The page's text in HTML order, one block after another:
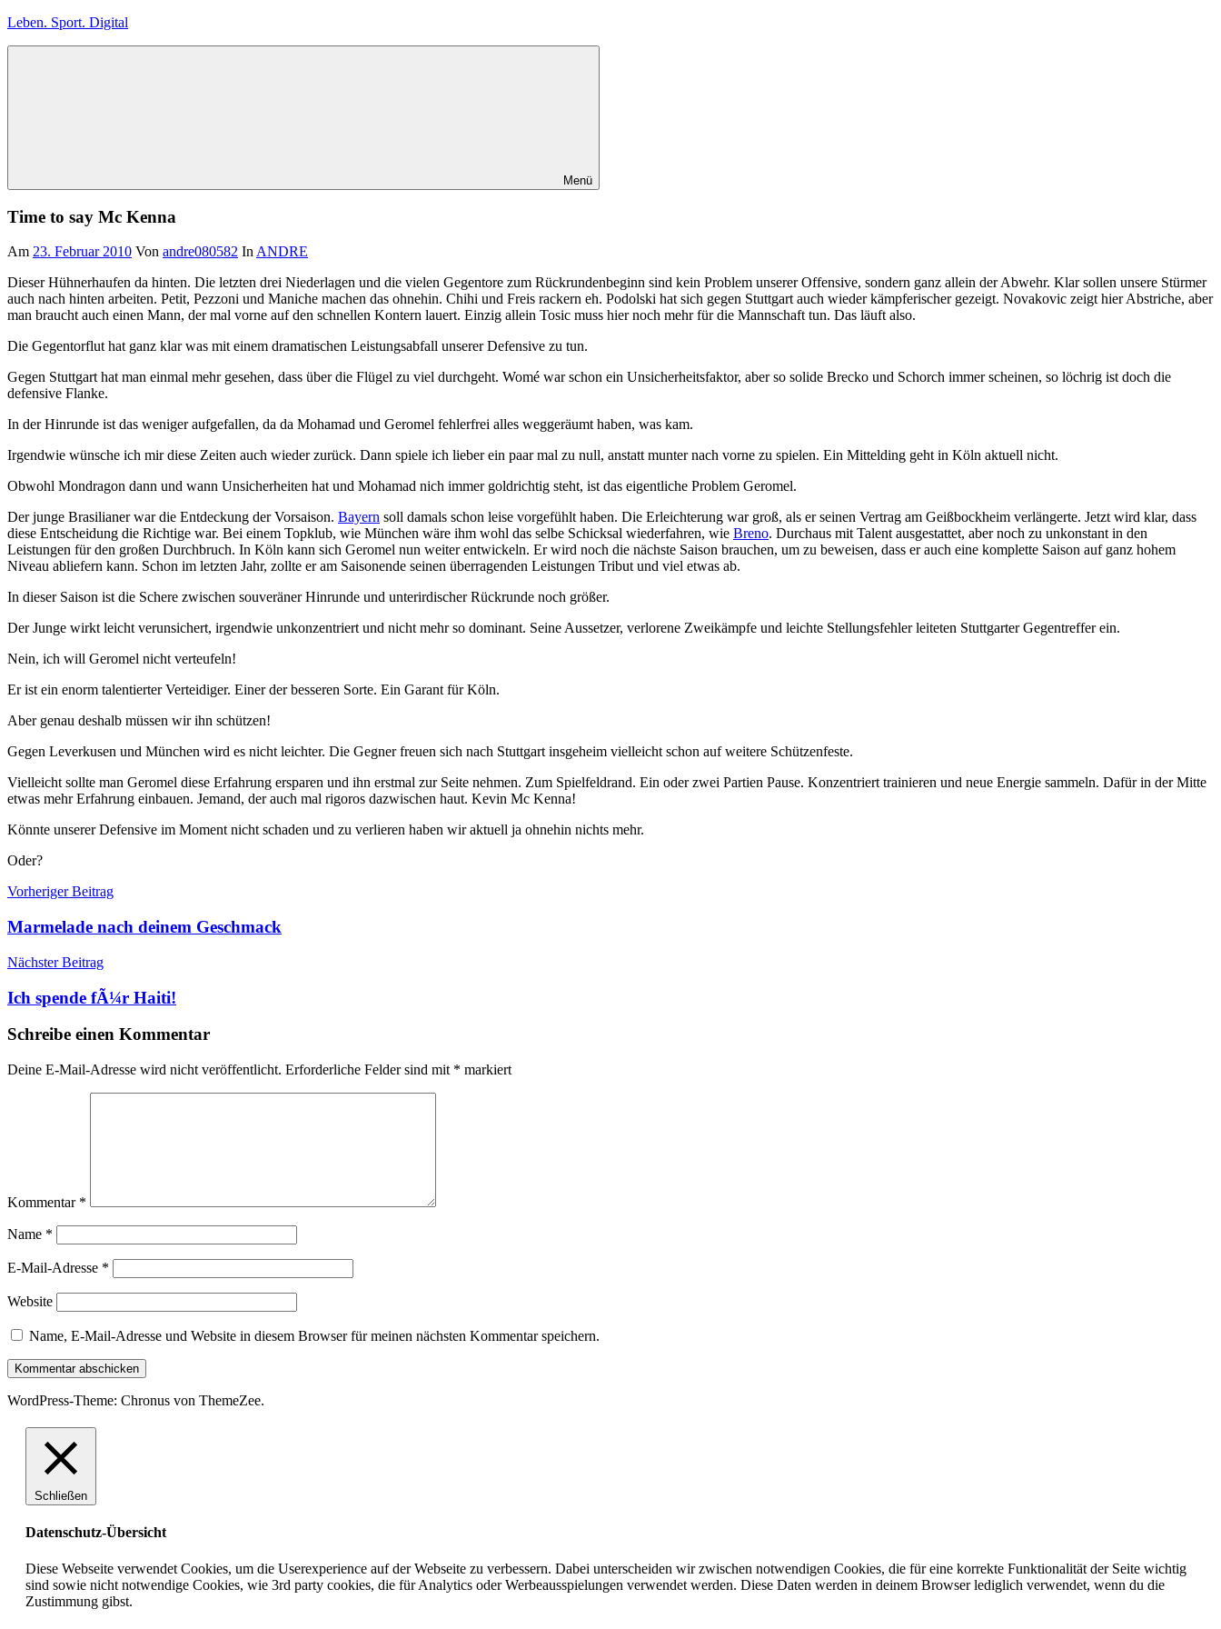
Zum
Leben. Sport. Digital
Menü
Time to say Mc Kenna
Am 23. Februar 2010 Von andre080582 InANDRE
Dieser Hühnerhaufen da hinten. Die letzten drei Niederlagen und die vielen Gegentore zum Rückrundenbeginn sind kein Problem unserer Offensive, sondern ganz allein der Abwehr. Klar sollen unsere Stürmer
auch nach hinten arbeiten. Petit, Pezzoni und Maniche machen das ohnehin. Chihi und Freis rackern eh. Podolski hat sich gegen Stuttgart auch wieder kämpferischer gezeigt. Novakovic zeigt hier Abstriche, aber
man braucht auch einen Mann, der mal vorne auf den schnellen Kontern lauert. Einzig allein Tosic muss hier noch mehr für die Mannschaft tun. Das läuft also.
Die Gegentorflut hat ganz klar was mit einem dramatischen Leistungsabfall unserer Defensive zu tun.
Gegen Stuttgart hat man einmal mehr gesehen, dass über die Flügel zu viel durchgeht. Womé war schon ein Unsicherheitsfaktor, aber so solide Brecko und Schorch immer scheinen, so löchrig ist doch die
defensive Flanke.
In der Hinrunde ist das weniger aufgefallen, da da Mohamad und Geromel fehlerfrei alles weggeräumt haben, was kam.
Irgendwie wünsche ich mir diese Zeiten auch wieder zurück. Dann spiele ich lieber ein paar mal zu null, anstatt munter nach vorne zu spielen. Ein Mittelding geht in Köln aktuell nicht.
Obwohl Mondragon dann und wann Unsicherheiten hat und Mohamad nich immer goldrichtig steht, ist das eigentliche Problem Geromel.
Der junge Brasilianer war die Entdeckung der Vorsaison. Bayern soll damals schon leise vorgefühlt haben. Die Erleichterung war groß, als er seinen Vertrag am Geißbockheim verlängerte. Jetzt wird klar, dass
diese Entscheidung die Richtige war. Bei einem Topklub, wie München wäre ihm wohl das selbe Schicksal wiederfahren, wie Breno. Durchaus mit Talent ausgestattet, aber noch zu unkonstant in den
Leistungen für den großen Durchbruch. In Köln kann sich Geromel nun weiter entwickeln. Er wird noch die nächste Saison brauchen, um zu beweisen, dass er auch eine komplette Saison auf ganz hohem
Niveau abliefern kann. Schon im letzten Jahr, zollte er am Saisonende seinen überragenden Leistungen Tribut und viel etwas ab.
In dieser Saison ist die Schere zwischen souveräner Hinrunde und unterirdischer Rückrunde noch größer.
Der Junge wirkt leicht verunsichert, irgendwie unkonzentriert und nicht mehr so dominant. Seine Aussetzer, verlorene Zweikämpfe und leichte Stellungsfehler leiteten Stuttgarter Gegentreffer ein.
Nein, ich will Geromel nicht verteufeln!
Er ist ein enorm talentierter Verteidiger. Einer der besseren Sorte. Ein Garant für Köln.
Aber genau deshalb müssen wir ihn schützen!
Gegen Leverkusen und München wird es nicht leichter. Die Gegner freuen sich nach Stuttgart insgeheim vielleicht schon auf weitere Schützenfeste.
Vielleicht sollte man Geromel diese Erfahrung ersparen und ihn erstmal zur Seite nehmen. Zum Spielfeldrand. Ein oder zwei Partien Pause. Konzentriert trainieren und neue Energie sammeln. Dafür in der Mitte
etwas mehr Erfahrung einbauen. Jemand, der auch mal rigoros dazwischen haut. Kevin Mc Kenna!
Könnte unserer Defensive im Moment nicht schaden und zu verlieren haben wir aktuell ja ohnehin nichts mehr.
Oder?
Beitragsnavigation
Vorheriger Beitrag
Marmelade nach deinem Geschmack
Nächster Beitrag
Ich spende fÃ¼r Haiti!
Schreibe einen Kommentar
Deine E-Mail-Adresse wird nicht veröffentlicht. Erforderliche Felder sind mit * markiert
Kommentar *
Name *
E-Mail-Adresse *
Website
Name, E-Mail-Adresse und Website in diesem Browser für meinen nächsten Kommentar speichern.
WordPress-Theme: Chronus von ThemeZee.
Schließen
Datenschutz-Übersicht
Diese Webseite verwendet Cookies, um die Userexperience auf der Webseite zu verbessern. Dabei unterscheiden wir zwischen notwendigen Cookies, die für eine korrekte Funktionalität der Seite wichtig
sind sowie nicht notwendige Cookies, wie 3rd party cookies, die für Analytics oder Werbeausspielungen verwendet werden. Diese Daten werden in deinem Browser lediglich verwendet, wenn du die
Zustimmung gibst.